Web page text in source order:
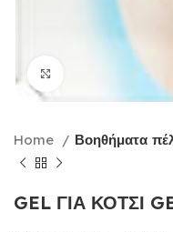
Click to enlarge
Home Βοηθήματα
GEL ΓΙΑ ΚΟΤΣΙ